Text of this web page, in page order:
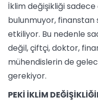
İklim değişikliği
bulunmuyor, finanstan
etkiliyor. Bu nedenle
değil, çiftçi, doktor,
mühendislerin de
gerekiyor.
PEKİ İKLİM